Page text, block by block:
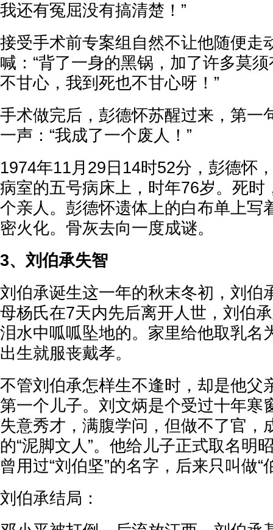
我还有冤屈没有搞清楚！”
接受手术前专案组自然不让他随便走
喊：“背了一身的黑锅，加了许多莫
不甘心，我到死也不甘心呀！”
手术做完后，彭德怀苏醒过来，第一
一声：“我成了一个废人！”
1974年11月29日14时52分，彭德怀
病室的五号病床上，时年76岁。死时
个亲人。彭德怀遗体上的白布单上写
密火化。骨灰去向一度成谜。
3、刘伯承失智
刘伯承诞生这一年的秋末冬初，刘伯
母杨氏在7天内先后离开人世，刘伯
泪水中呱呱坠地的。家里给他取乳名
出生就服丧戴孝。
不管刘伯承怎样生不逢时，却是他父
第一个儿子。刘文炳是个受过十年寒
失意秀才，满腹学问，但做不了官，
的“泥脚文人”。他给儿子正式取名明
曾用过“刘伯坚”的名字，后来只叫做“
刘伯承结局：